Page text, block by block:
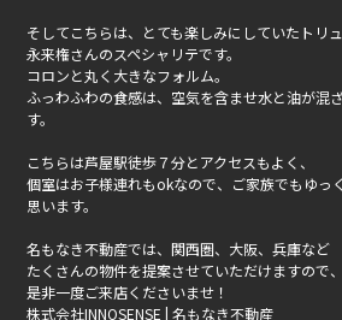
そしてこちらは、とても楽しみにしていたトリ
永来権さんのスペシャリテです。
コロンと丸く大きなフォルム。
ふっわふわの食感は、空気を含ませ水と油が混
す。
こちらは芦屋駅徒歩７分とアクセスもよく、
個室はお子様連れもokなので、ご家族でもゆっ
思います。
名もなき不動産では、関西圏、大阪、兵庫など
たくさんの物件を提案させていただけますので、
是非一度ご来店くださいませ！
株式会社INNOSENSE | 名もなき不動産